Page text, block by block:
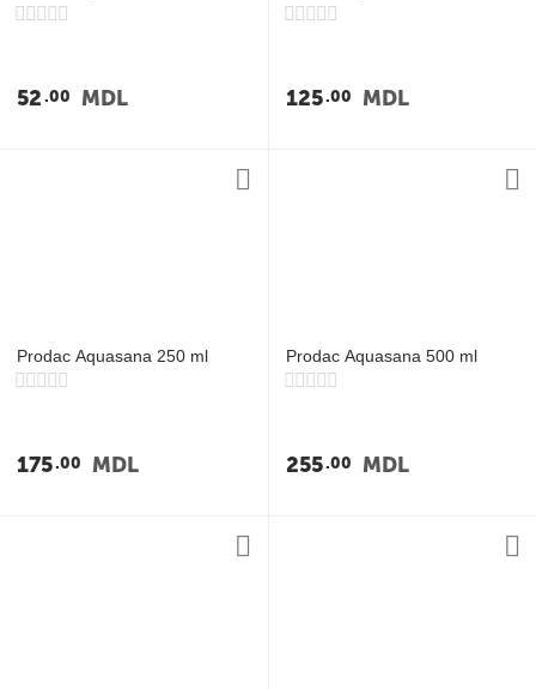
52 00 MDL 125 00 MDL
Prodac Aquasana 250 ml
175 00 MDL
Prodac Aquasana 500 ml
255 00 MDL